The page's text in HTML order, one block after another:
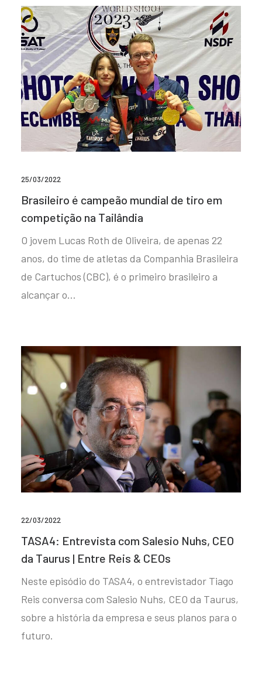
25/03/2022
Brasileiro é campeão mundial de tiro em
competição na Tailândia
O jovem Lucas Roth de Oliveira, de apenas 22
anos, do time de atletas da Companhia Brasileira
de Cartuchos (CBC), é o primeiro brasileiro a
alcançar o…
22/03/2022
TASA4: Entrevista com Salesio Nuhs, CEO
da Taurus | Entre Reis & CEOs
Neste episódio do TASA4, o entrevistador Tiago
Reis conversa com Salesio Nuhs, CEO da Taurus,
sobre a história da empresa e seus planos para o
futuro.